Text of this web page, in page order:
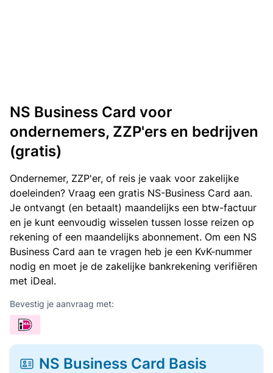
NS Business Card voor
ondernemers, ZZP'ers en bedrijven
(gratis)
Ondernemer, ZZP'er, of reis je vaak voor zakelijke
doeleinden? Vraag een gratis NS-Business Card aan.
Je ontvangt (en betaalt) maandelijks een btw-factuur
en je kunt eenvoudig wisselen tussen losse reizen op
rekening of een maandelijks abonnement. Om een NS
Business Card aan te vragen heb je een KvK-nummer
nodig en moet je de zakelijke bankrekening verifiëren
met iDeal.
Bevestig je aanvraag met:
NS Business Card Basis